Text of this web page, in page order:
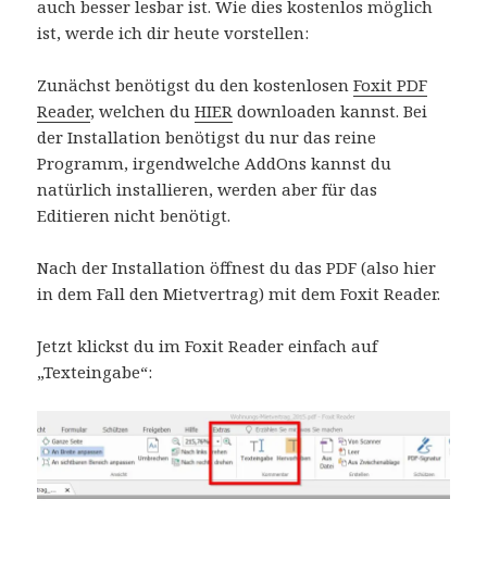
auch besser lesbar ist. Wie dies kostenlos möglich
ist, werde ich dir heute vorstellen:
Zunächst benötigst du den kostenlosenFoxit PDF
Reader, welchen duHIER downloaden kannst. Bei
der Installation benötigst du nur das reine
Programm, irgendwelche AddOns kannst du
natürlich installieren, werden aber für das
Editieren nicht benötigt.
Nach der Installation öffnest du das PDF (also hier
in dem Fall den Mietvertrag) mit dem Foxit Reader.
Jetzt klickst du im Foxit Reader einfach auf
„Texteingabe“: